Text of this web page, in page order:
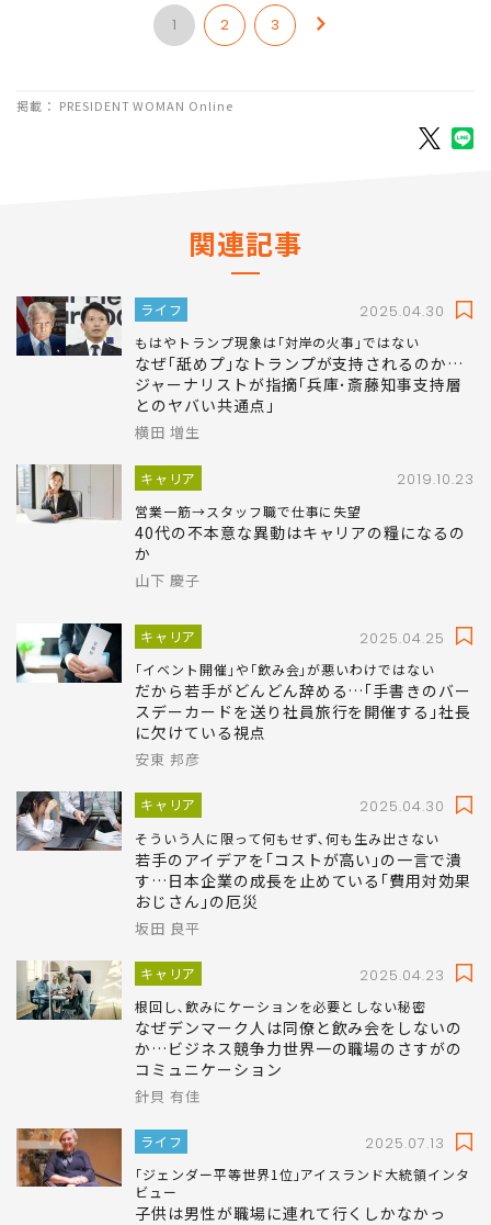
次のページ
時にはマニアックな例えも
ライフ 2025.04.30
もはやトランプ現象は｢対岸の火事｣ではない
なぜ｢舐めプ｣なトランプが支持されるのか…
とのヤバい共通点｣
横田 増生
キャリア
営業一筋→スタッフ職で仕事に失望
か
山下 慶子
キャリア 2025.04.25
｢イベント開催｣や｢飲み会｣が悪いわけではない
だから若手がどんどん辞める…｢手書きのバー
に欠けている視点
安東 邦彦
キャリア 2025.04.30
そういう人に限って何もせず､何も生み出さない
若手のアイデアを｢コストが高い｣の一言で潰
おじさん｣の厄災
坂田 良平
キャリア 2025.04.23
根回し､飲みにケーションを必要としない秘密
なぜデンマーク人は同僚と飲み会をしないの
コミュニケーション
針貝 有佳
ライフ 2025.07.13